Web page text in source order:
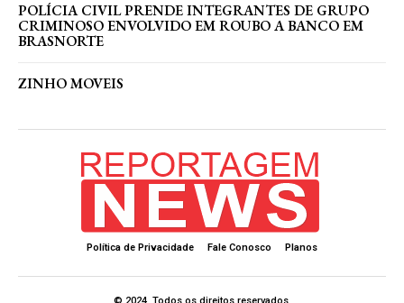
POLÍCIA CIVIL PRENDE INTEGRANTES DE GRUPO
CRIMINOSO ENVOLVIDO EM ROUBO A BANCO EM
BRASNORTE
ZINHO MOVEIS
Política de Privacidade Fale Conosco Planos